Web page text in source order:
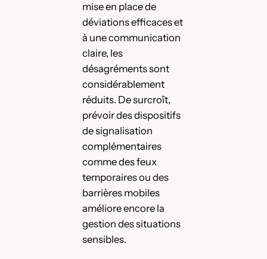
mise en place de
déviations efficaces et
à une communication
claire, les
désagréments sont
considérablement
réduits. De surcroît,
prévoir des dispositifs
de signalisation
complémentaires
comme des feux
temporaires ou des
barrières mobiles
améliore encore la
gestion des situations
sensibles.